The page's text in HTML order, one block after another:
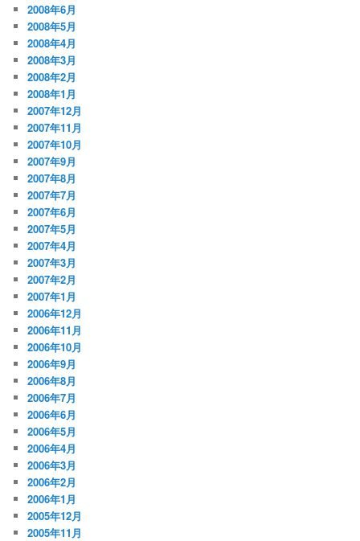
2008年6月
2008年5月
2008年4月
2008年3月
2008年2月
2008年1月
2007年12月
2007年11月
2007年10月
2007年9月
2007年8月
2007年7月
2007年6月
2007年5月
2007年4月
2007年3月
2007年2月
2007年1月
2006年12月
2006年11月
2006年10月
2006年9月
2006年8月
2006年7月
2006年6月
2006年5月
2006年4月
2006年3月
2006年2月
2006年1月
2005年12月
2005年11月